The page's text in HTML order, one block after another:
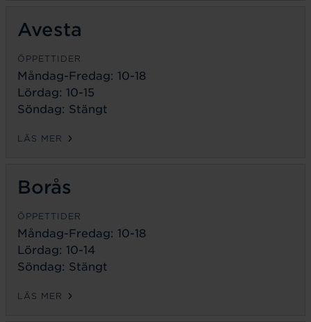
Avesta
ÖPPETTIDER
Måndag-Fredag: 10-18
Lördag: 10-15
Söndag: Stängt
LÄS MER
Borås
ÖPPETTIDER
Måndag-Fredag: 10-18
Lördag: 10-14
Söndag: Stängt
LÄS MER